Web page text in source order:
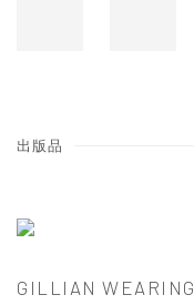
出版品
GILLIAN WEARING